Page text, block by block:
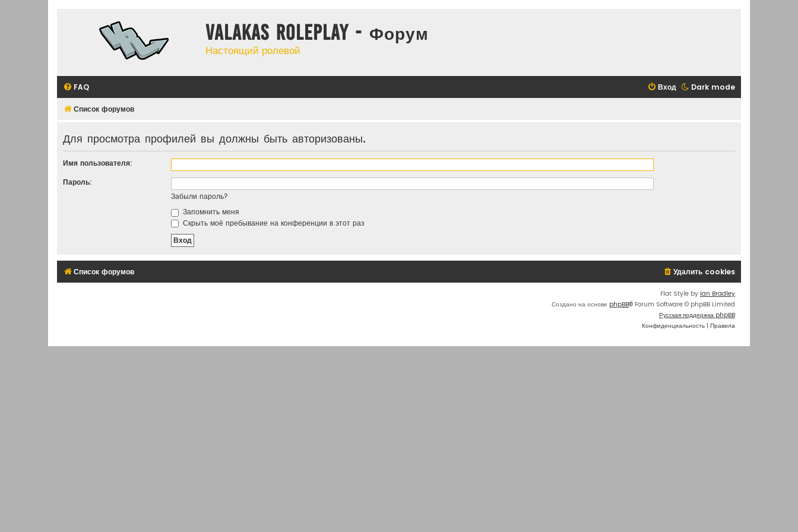
Valakas Roleplay - Форум
Настоящий ролевой
Dark mode
FAQ Вход
Список форумов
Для просмотра профилей вы должны быть авторизованы.
Имя пользователя:
Пароль:
Забыли пароль?
Запомнить меня
Скрыть моё пребывание на конференции в этот раз
Список форумов Удалить cookies
Flat Style by Ian Bradley
Создано на основе phpBB® Forum Software © phpBB Limited
Русская поддержка phpBB
Конфиденциальность | Правила